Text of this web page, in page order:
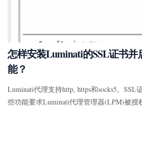
怎样安装Luminati的SSL证书并
能？
Luminati代理支持http, https和socks5。
些功能要求Luminati代理管理器(LPM)被